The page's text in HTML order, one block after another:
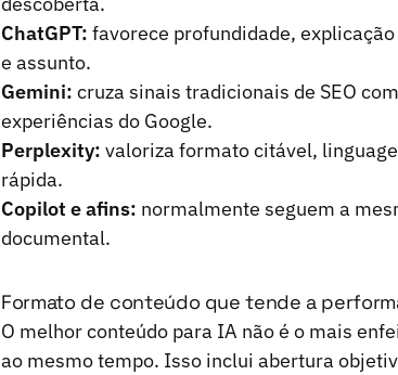
ChatGPT: favorece profundidade,
e assunto.
Gemini: cruza sinais tradicionais de SEO
experiências do Google.
Perplexity: valoriza formato citável,
rápida.
Copilot e afins: normalmente seguem a
documental.
Formato de conteúdo que tende a
O melhor conteúdo para IA não é o mais
ao mesmo tempo. Isso inclui abertura